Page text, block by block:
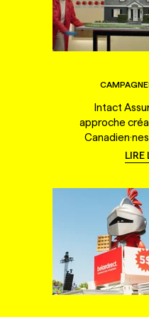
Intact
approche
LIRE